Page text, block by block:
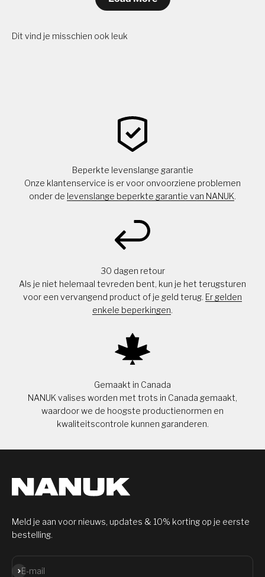
Dit vind je misschien ook leuk
Beperkte levenslange garantie
Onze klantenservice is er voor onvoorziene problemen
onder de levenslange beperkte garantie van NANUK.
30 dagen retour
Als je niet helemaal tevreden bent, kun je het terugsturen
voor een vervangend product of je geld terug. Er gelden
enkele beperkingen.
Gemaakt in Canada
NANUK valises worden met trots in Canada gemaakt,
waardoor we de hoogste productienormen en
kwaliteitscontrole kunnen garanderen.
Meld je aan voor nieuws, updates & 10% korting op je eerste
bestelling.
E-mail
Aanmelden